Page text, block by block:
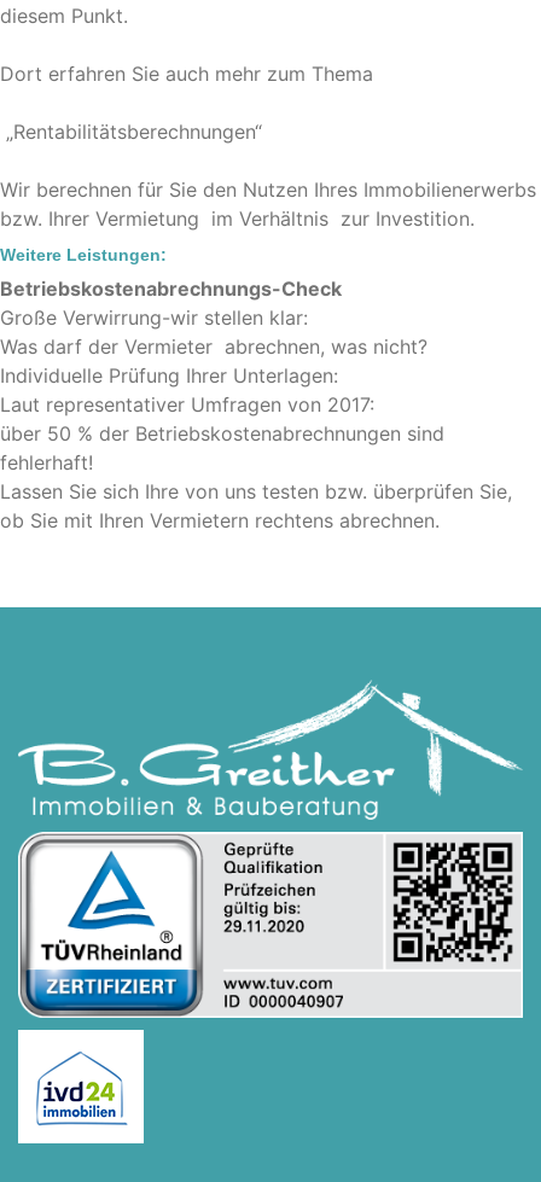
diesem Punkt.
Dort erfahren Sie auch mehr zum Thema
„Rentabilitätsberechnungen“
Wir berechnen für Sie den Nutzen Ihres Immobilienerwerbs
bzw. Ihrer Vermietung im Verhältnis zur Investition.
Weitere Leistungen:
Betriebskostenabrechnungs-Check
Große Verwirrung-wir stellen klar:
Was darf der Vermieter abrechnen, was nicht?
Individuelle Prüfung Ihrer Unterlagen:
Laut representativer Umfragen von 2017:
über 50 % der Betriebskostenabrechnungen sind
fehlerhaft!
Lassen Sie sich Ihre von uns testen bzw. überprüfen Sie,
ob Sie mit Ihren Vermietern rechtens abrechnen.